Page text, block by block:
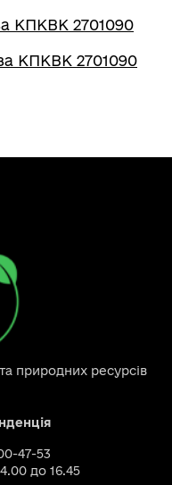
КПКВК 2701090
КПКВК 2701090
природних ресурсів
47-53
до 16.45